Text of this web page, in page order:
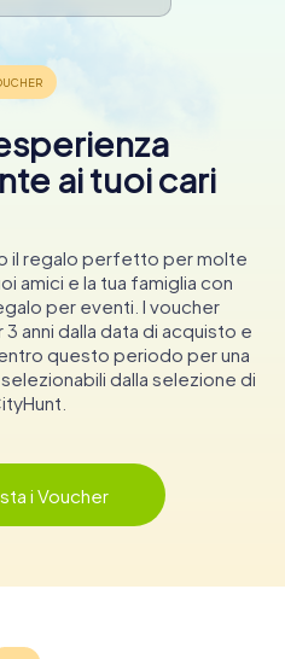
ai tuoi cari
il regalo perfetto per molte
amici e la tua famiglia con
per eventi. I voucher
anni dalla data di acquisto e
questo periodo per una
dalla selezione di
i Voucher